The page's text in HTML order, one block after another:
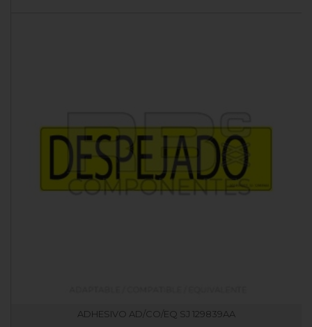
ADHESIVO AD/CO/EQ SJ 129839AA